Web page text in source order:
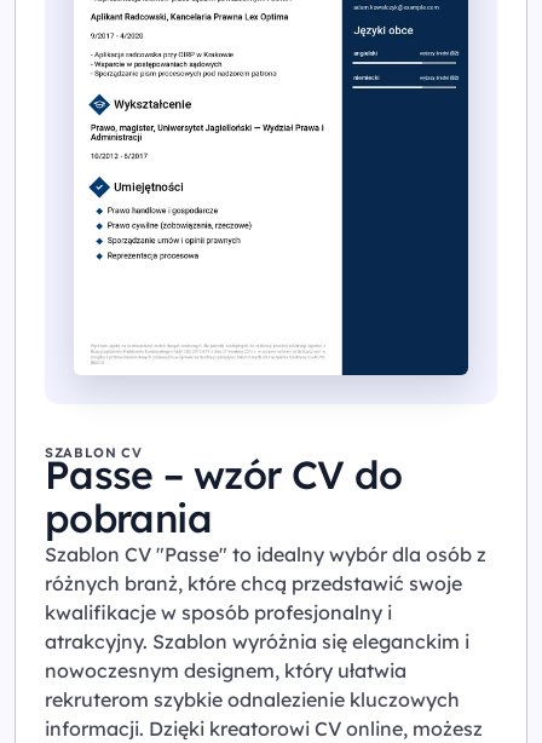
SZABLON CV
Passe – wzór CV do
pobrania
Szablon CV "Passe" to idealny wybór dla osób z
różnych branż, które chcą przedstawić swoje
kwalifikacje w sposób profesjonalny i
atrakcyjny. Szablon wyróżnia się eleganckim i
nowoczesnym designem, który ułatwia
rekruterom szybkie odnalezienie kluczowych
informacji. Dzięki kreatorowi CV online, możesz